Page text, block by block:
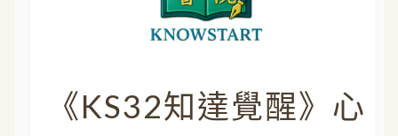
《KS32知達覺醒》心